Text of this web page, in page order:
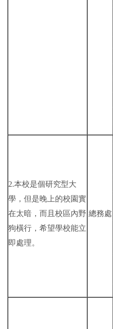
2.本校是個研究型大
學，但是晚上的校園實
在太暗，而且校區內野
狗橫行，希望學校能立
即處理。
總務處